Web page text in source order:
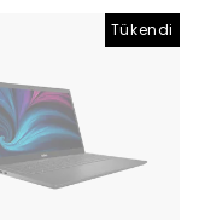
Tükendi